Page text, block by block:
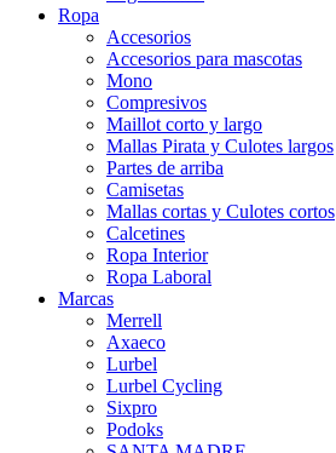
Ropa
Accesorios
Accesorios para mascotas
Mono
Compresivos
Maillot corto y largo
Mallas Pirata y Culotes largos
Partes de arriba
Camisetas
Mallas cortas y Culotes cortos
Calcetines
Ropa Interior
Ropa Laboral
Marcas
Merrell
Axaeco
Lurbel
Lurbel Cycling
Sixpro
Podoks